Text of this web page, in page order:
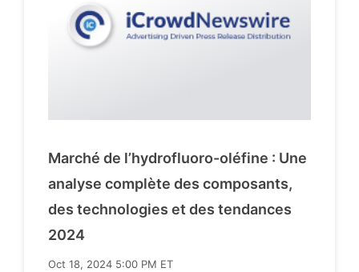
Marché de l’hydrofluoro-oléfine : Une
analyse complète des composants,
des technologies et des tendances
2024
Oct 18, 2024 5:00 PM ET